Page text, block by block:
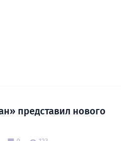
представил нового